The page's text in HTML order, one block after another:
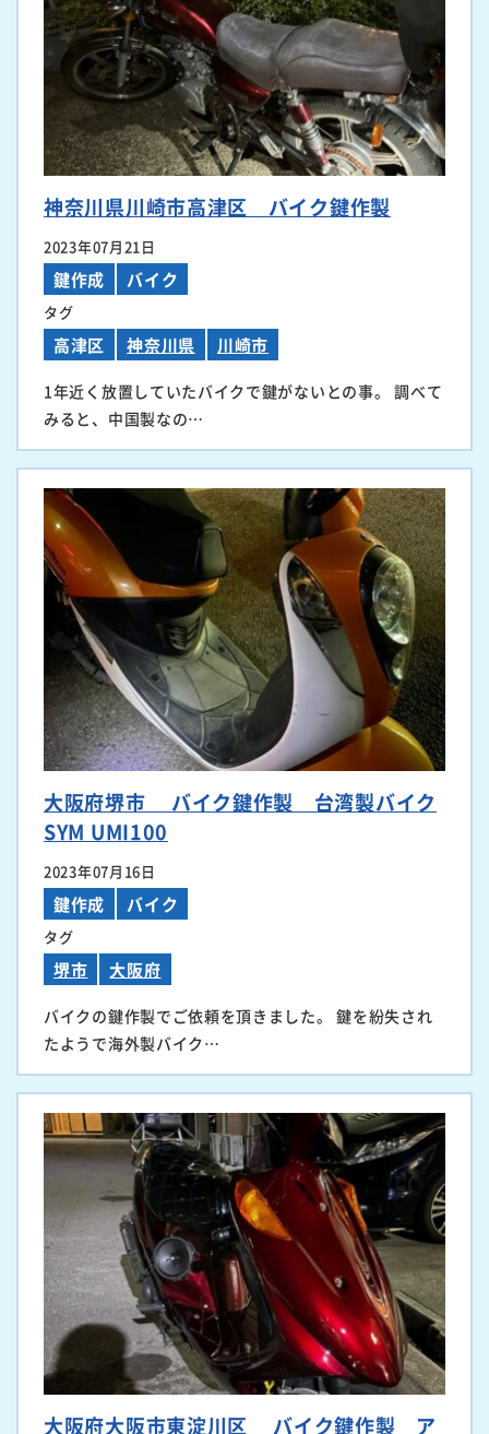
神奈川県川崎市高津区 バイク鍵作製
2023年07月21日
鍵作成 バイク
タグ
高津区 神奈川県 川崎市
1年近く放置していたバイクで鍵がないとの事。 調べて
みると、中国製なの…
大阪府堺市 バイク鍵作製 台湾製バイク
SYM UMI100
2023年07月16日
鍵作成 バイク
タグ
堺市 大阪府
バイクの鍵作製でご依頼を頂きました。 鍵を紛失され
たようで海外製バイク…
大阪府大阪市東淀川区 バイク鍵作製 ア